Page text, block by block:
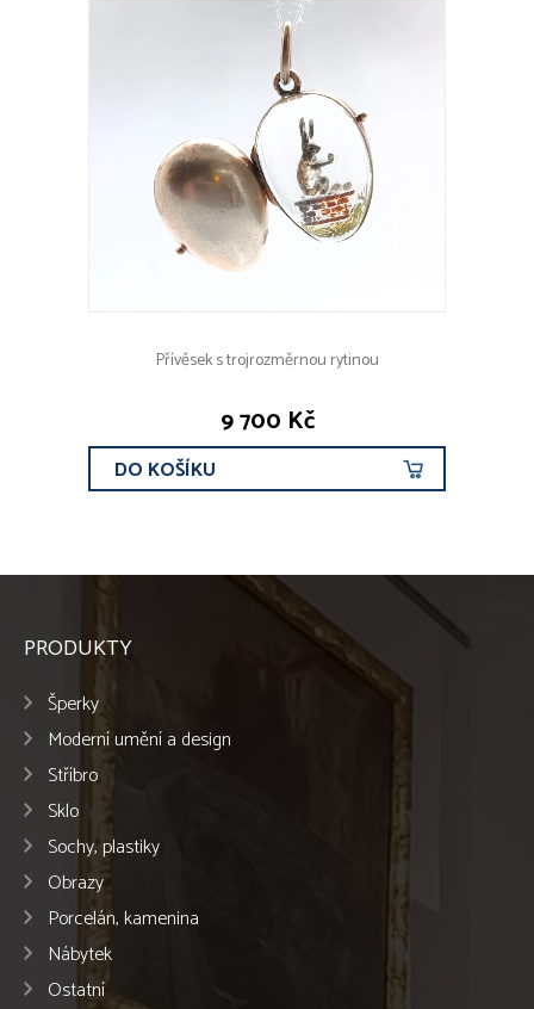
Přívěsek s trojrozměrnou rytinou
9 700 Kč
DO KOŠÍKU
PRODUKTY
Šperky
Moderní umění a design
Stříbro
Sklo
Sochy, plastiky
Obrazy
Porcelán, kamenina
Nábytek
Ostatní